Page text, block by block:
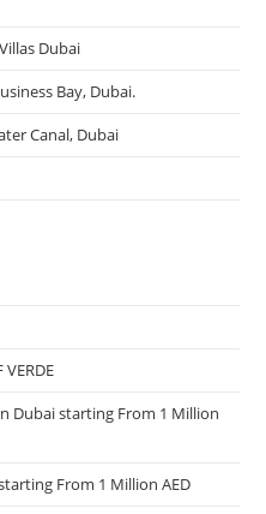
Dubai
Bay, Dubai.
Canal, Dubai
VERDE
Dubai starting From 1 Million
From 1 Million AED